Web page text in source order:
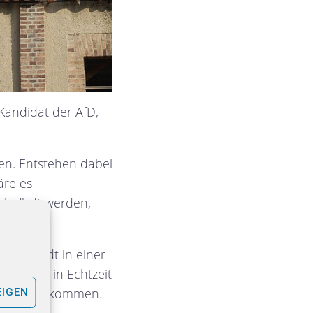
der AfD,
Entstehen dabei
es
werden,
die Stadt in einer
muss in Echtzeit
zu bekommen.